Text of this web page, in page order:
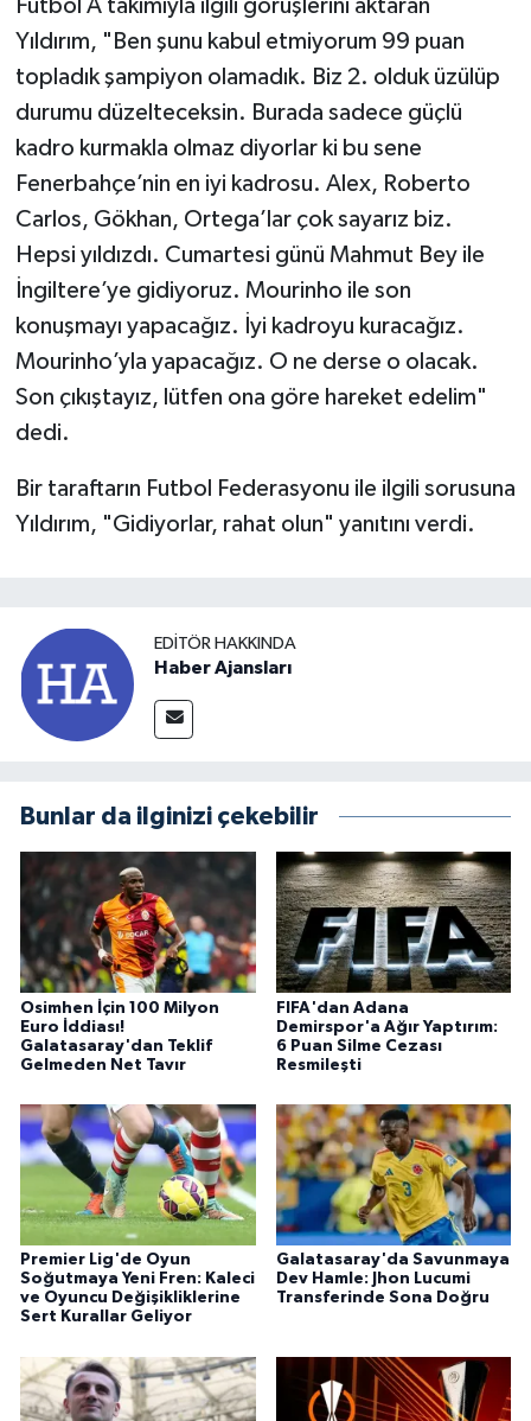
Futbol A takımıyla ilgili görüşlerini aktaran
Yıldırım, "Ben şunu kabul etmiyorum 99 puan
topladık şampiyon olamadık. Biz 2. olduk üzülüp
durumu düzelteceksin. Burada sadece güçlü
kadro kurmakla olmaz diyorlar ki bu sene
Fenerbahçe’nin en iyi kadrosu. Alex, Roberto
Carlos, Gökhan, Ortega’lar çok sayarız biz.
Hepsi yıldızdı. Cumartesi günü Mahmut Bey ile
İngiltere’ye gidiyoruz. Mourinho ile son
konuşmayı yapacağız. İyi kadroyu kuracağız.
Mourinho’yla yapacağız. O ne derse o olacak.
Son çıkıştayız, lütfen ona göre hareket edelim"
dedi.
Bir taraftarın Futbol Federasyonu ile ilgili sorusuna
Yıldırım, "Gidiyorlar, rahat olun" yanıtını verdi.
EDITÖR HAKKINDA
Haber Ajansları
Bunlar da ilginizi çekebilir
Osimhen İçin 100 Milyon
Euro İddiası!
Galatasaray'dan Teklif
Gelmeden Net Tavır
FIFA'dan Adana
Demirspor'a Ağır Yaptırım:
6 Puan Silme Cezası
Resmileşti
Premier Lig'de Oyun
Soğutmaya Yeni Fren: Kaleci
ve Oyuncu Değişikliklerine
Sert Kurallar Geliyor
Galatasaray'da Savunmaya
Dev Hamle: Jhon Lucumi
Transferinde Sona Doğru